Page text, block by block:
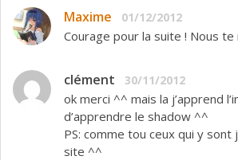
Maxime 01/12/2012
Courage pour la suite ! Nous
clément 30/11/2012
ok merci ^^ mais la j’apprend
d’apprendre le shadow ^^
PS: comme tou ceux qui y sont
site ^^